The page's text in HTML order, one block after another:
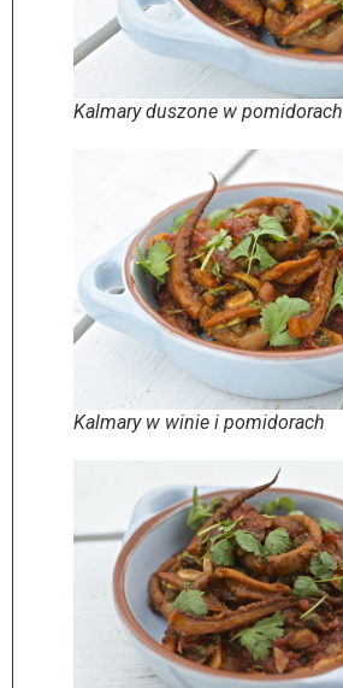
Kalmary duszone w pomidorach
Kalmary w winie i pomidorach